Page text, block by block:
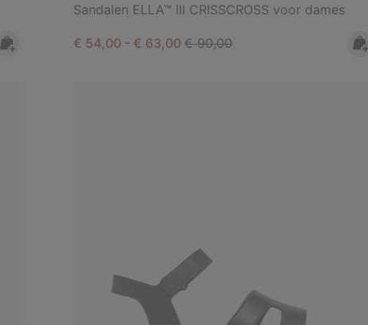
Sandalen ELLA™ III CRISSCROSS voor dames
Minimum sale price:
€ 54,00 - Maximum sale price:
€ 63,00Regular price:
€ 90,00